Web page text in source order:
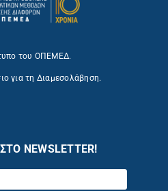
του ΟΠΕΜΕΔ.
για τη Διαμεσολάβηση.
NEWSLETTER!